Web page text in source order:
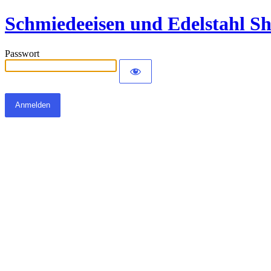
Schmiedeeisen und Edelstahl
Passwort